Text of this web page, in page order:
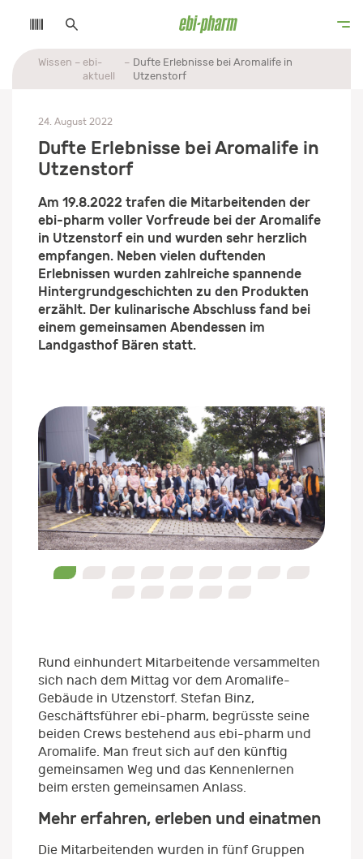
Wissen
ebi-
aktuell
Dufte Erlebnisse bei Aromalife in
Utzenstorf
24. August 2022
Dufte Erlebnisse bei Aromalife in
Utzenstorf
Am 19.8.2022 trafen die Mitarbeitenden der
ebi-pharm voller Vorfreude bei der Aromalife
in Utzenstorf ein und wurden sehr herzlich
empfangen. Neben vielen duftenden
Erlebnissen wurden zahlreiche spannende
Hintergrundgeschichten zu den Produkten
erzählt. Der kulinarische Abschluss fand bei
einem gemeinsamen Abendessen im
Landgasthof Bären statt.
2 3 4 5 6
Rund einhundert Mitarbeitende versammelten
sich nach dem Mittag vor dem Aromalife-
Gebäude in Utzenstorf. Stefan Binz,
Geschäftsführer ebi-pharm, begrüsste seine
beiden Crews bestehend aus ebi-pharm und
Aromalife. Man freut sich auf den künftig
gemeinsamen Weg und das Kennenlernen
beim ersten gemeinsamen Anlass.
Mehr erfahren, erleben und einatmen
Die Mitarbeitenden wurden in fünf Gruppen